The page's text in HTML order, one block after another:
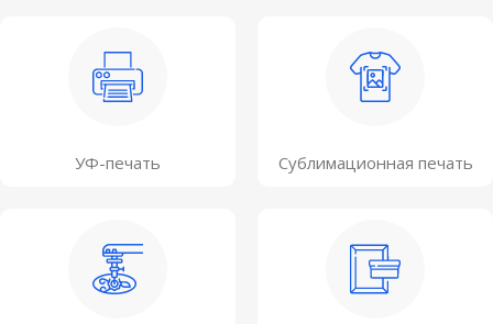
УФ-печать Сублимационная печать